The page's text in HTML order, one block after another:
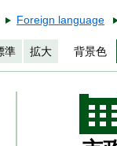
Foreign language
準 拡大 背景色